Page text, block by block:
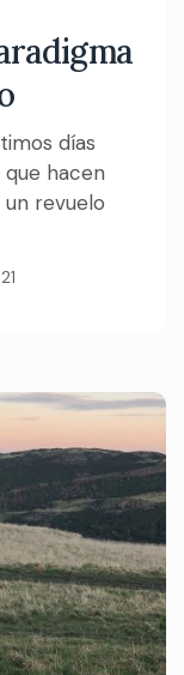
días
que hacen
revuelo